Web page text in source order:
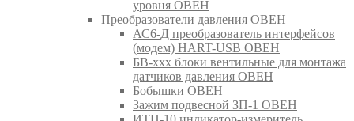
уровня ОВЕН
Преобразователи давления ОВЕН
АС6-Д преобразователь интерфейсов
(модем) HART-USB ОВЕН
БВ-ххх блоки вентильные для монтажа
датчиков давления ОВЕН
Бобышки ОВЕН
Зажим подвесной ЗП-1 ОВЕН